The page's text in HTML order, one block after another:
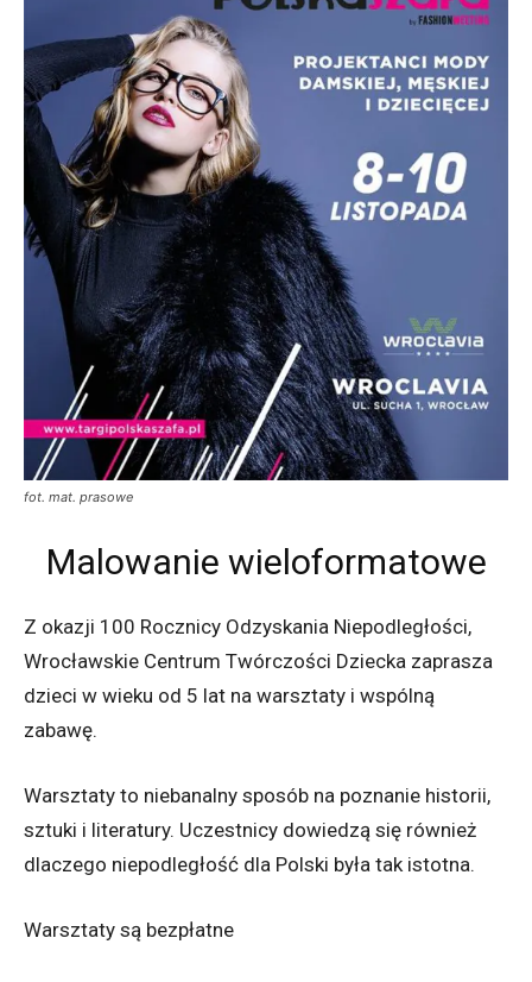
fot. mat. prasowe
Malowanie wieloformatowe
Z okazji 100 Rocznicy Odzyskania Niepodległości,
Wrocławskie Centrum Twórczości Dziecka zaprasza
dzieci w wieku od 5 lat na warsztaty i wspólną
zabawę.
Warsztaty to niebanalny sposób na poznanie historii,
sztuki i literatury. Uczestnicy dowiedzą się również
dlaczego niepodległość dla Polski była tak istotna.
Warsztaty są bezpłatne